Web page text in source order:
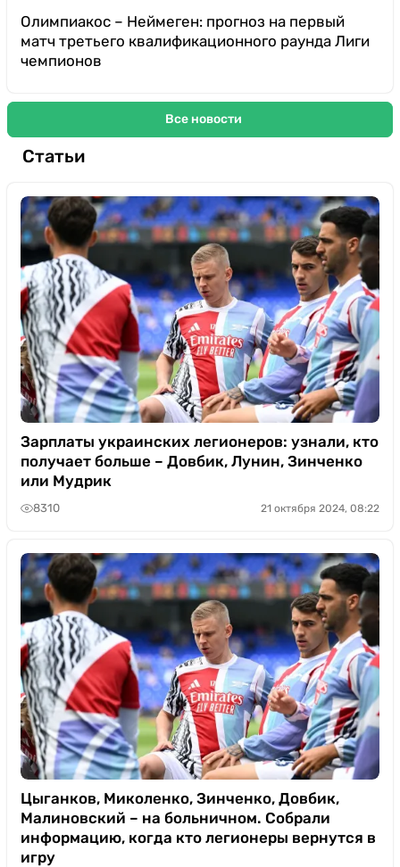
Олимпиакос – Неймеген: прогноз на первый
матч третьего квалификационного раунда Лиги
чемпионов
Все новости
Статьи
Зарплаты украинских легионеров: узнали, кто
получает больше – Довбик, Лунин, Зинченко
или Мудрик
8310 21 октября 2024, 08:22
Цыганков, Миколенко, Зинченко, Довбик,
Малиновский – на больничном. Собрали
информацию, когда кто легионеры вернутся в
игру